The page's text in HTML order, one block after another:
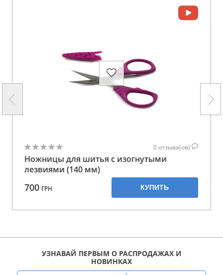
0отзыва(ов)
Ножницы для шитья с изогнутыми
лезвиями (140 мм)
700 ГРН КУПИТЬ
УЗНАВАЙ ПЕРВЫМ О РАСПРОДАЖАХ И
НОВИНКАХ